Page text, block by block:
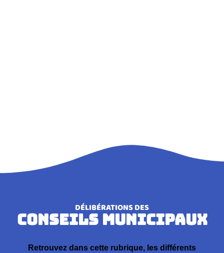
DÉLIBÉRATIONS DES
CONSEILS MUNICIPAUX
Retrouvez dans cette rubrique, les différents